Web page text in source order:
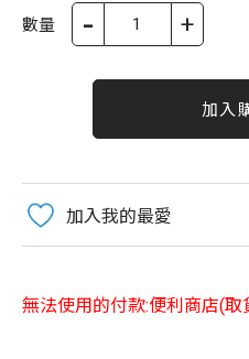
數量 - +
加入
加入我的最愛
無法使用的付款:便利商店(